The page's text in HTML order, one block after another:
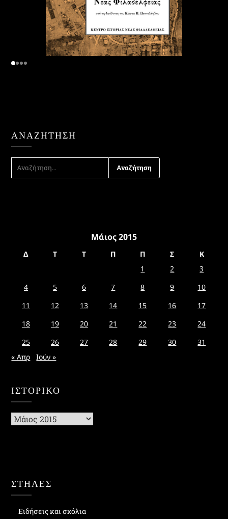
ΑΝΑΖΉΤΗΣΗ
ΑΝΑΖΉΤΗΣΗ
ΓΙΑ:
Μάιος 2015
Δ Τ Τ Π Π Σ
Κ
1
2
3
4
5 6 7 8 9
10
11
12 13 14 15 16
17
18
19 20 21 22 23
24
25
26 27 28 29 30
31
« Απρ
Ιούν »
ΙΣΤΟΡΙΚΌ
Ιστορικό
ΣΤΗΛΕΣ
Ειδήσεις και σχόλια